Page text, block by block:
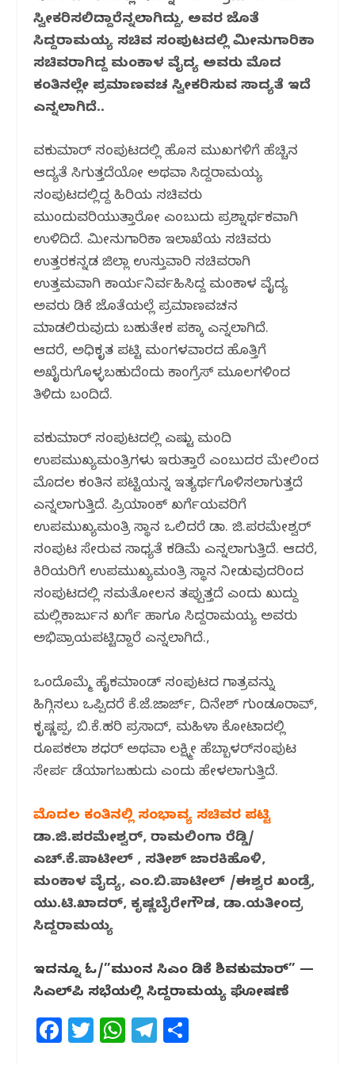
o
o
k
p
p
m
ಸ್ವೀಕರಿಸಲಿದ್ದಾರೆನ್ನಲಾಗಿದ್ದು, ಅವರ ಜೊತೆ
ಸಿದ್ದರಾಮಯ್ಯ ಸಚಿವ ಸಂಪುಟದಲ್ಲಿ ಮೀನುಗಾರಿಕಾ
ಸಚಿವರಾಗಿದ್ದ ಮಂಕಾಳ‌ ವೈದ್ಯ ಅವರು ಮೊದ
ಕಂತಿನಲ್ಲೇ ಪ್ರಮಾಣವಚ ಸ್ವೀಕರಿಸುವ ಸಾದ್ಯತೆ ಇದೆ
ಎನ್ನಲಾಗಿದೆ..
ಶಿವಕುಮಾರ್ ಸಂಪುಟದಲ್ಲಿ ಹೊಸ ಮುಖಗಳಿಗೆ ಹೆಚ್ಚಿನ
ಆದ್ಯತೆ ಸಿಗುತ್ತದೆಯೋ ಅಥವಾ ಸಿದ್ದರಾಮಯ್ಯ
ಸಂಪುಟದಲ್ಲಿದ್ದ ಹಿರಿಯ ಸಚಿವರು
ಮುಂದುವರಿಯುತ್ತಾರೋ ಎಂಬುದು ಪ್ರಶ್ನಾರ್ಥಕವಾಗಿ
ಉಳಿದಿದೆ. ಮೀನುಗಾರಿಕಾ ಇಲಾಖೆಯ ಸಚಿವರು
ಉತ್ತರಕನ್ನಡ ಜಿಲ್ಲಾ ಉಸ್ತುವಾರಿ ಸಚಿವರಾಗಿ
ಉತ್ತಮವಾಗಿ ಕಾರ್ಯನಿರ್ವಹಿಸಿದ್ದ ಮಂಕಾಳ ವೈದ್ಯ
ಅವರು ಡಿಕೆ ಜೊತೆಯಲ್ಲೆ ಪ್ರಮಾಣವಚನ
ಮಾಡಲಿರುವುದು ಬಹುತೇಕ ಪಕ್ಕಾ ಎನ್ನಲಾಗಿದೆ.
ಆದರೆ, ಅಧಿಕೃತ ಪಟ್ಟಿ ಮಂಗಳವಾರದ ಹೊತ್ತಿಗೆ
ಅಖೈರುಗೊಳ್ಳಬಹುದೆಂದು ಕಾಂಗ್ರೆಸ್ ಮೂಲಗಳಿಂದ
ತಿಳಿದು ಬಂದಿದೆ.
ಶಿವಕುಮಾರ್‌ ಸಂಪುಟದಲ್ಲಿ ಎಷ್ಟು ಮಂದಿ
ಉಪಮುಖ್ಯಮಂತ್ರಿಗಳು ಇರುತ್ತಾರೆ ಎಂಬುದರ ಮೇಲಿಂದ
ಮೊದಲ ಕಂತಿನ ಪಟ್ಟಿಯನ್ನ ಇತ್ಯರ್ಥಗೊಳಿಸಲಾಗುತ್ತದೆ
ಎನ್ನಲಾಗುತ್ತಿದೆ. ಪ್ರಿಯಾಂಕ್ ಖರ್ಗೆಯವರಿಗೆ
ಉಪಮುಖ್ಯಮಂತ್ರಿ ಸ್ಥಾನ ಒಲಿದರೆ ಡಾ. ಜಿ.ಪರಮೇಶ್ವರ್
ಸಂಪುಟ ಸೇರುವ ಸಾಧ್ಯತೆ ಕಡಿಮೆ ಎನ್ನಲಾಗುತ್ತಿದೆ. ಆದರೆ,
ಕಿರಿಯರಿಗೆ ಉಪಮುಖ್ಯಮಂತ್ರಿ ಸ್ಥಾನ ನೀಡುವುದರಿಂದ
ಸಂಪುಟದಲ್ಲಿ ಸಮತೋಲನ ತಪ್ಪುತ್ತದೆ ಎಂದು ಖುದ್ದು
ಮಲ್ಲಿಕಾರ್ಜುನ ಖರ್ಗೆ ಹಾಗೂ ಸಿದ್ದರಾಮಯ್ಯ ಅವರು
ಅಭಿಪ್ರಾಯಪಟ್ಟಿದ್ದಾರೆ ಎನ್ನಲಾಗಿದೆ.,
ಒಂದೊಮ್ಮೆ ಹೈಕಮಾಂಡ್ ಸಂಪುಟದ ಗಾತ್ರವನ್ನು
ಹಿಗ್ಗಿಸಲು ಒಪ್ಪಿದರೆ ಕೆ.ಜೆ.ಜಾರ್ಜ್, ದಿನೇಶ್ ಗುಂಡೂರಾವ್,
ಕೃಷ್ಣಪ್ಪ, ಬಿ.ಕೆ.ಹರಿ ಪ್ರಸಾದ್, ಮಹಿಳಾ ಕೋಟಾದಲ್ಲಿ
ರೂಪಕಲಾ ಶಶಿಧರ್ ಅಥವಾ ಲಕ್ಷ್ಮೀ ಹೆಬ್ಬಾಳರ್‌ಸಂಪುಟ
ಸೇರ್ಪ ಡೆಯಾಗಬಹುದು ಎಂದು ಹೇಳಲಾಗುತ್ತಿದೆ.
ಮೊದಲ ಕಂತಿನಲ್ಲಿ ಸಂಭಾವ್ಯ ಸಚಿವರ ಪಟ್ಟಿ
ಡಾ.ಜಿ.ಪರಮೇಶ್ವರ್, ರಾಮಲಿಂಗಾ ರೆಡ್ಡಿ/
ಎಚ್.ಕೆ.ಪಾಟೀಲ್ , ಸತೀಶ್ ಜಾರಕಿಹೊಳಿ,
ಮಂಕಾಳ ವೈದ್ಯ, ಎಂ.ಬಿ.ಪಾಟೀಲ್ /ಈಶ್ವರ ಖಂಡ್ರೆ,
ಯು.ಟಿ.ಖಾದರ್, ಕೃಷ್ಣಬೈರೇಗೌಡ, ಡಾ.ಯತೀಂದ್ರ
ಸಿದ್ದರಾಮಯ್ಯ
ಇದನ್ನೂ ಓದಿ/”ಮುಂದಿನ ಸಿಎಂ ಡಿಕೆ ಶಿವಕುಮಾರ್” —
ಸಿಎಲ್‌ಪಿ ಸಭೆಯಲ್ಲಿ ಸಿದ್ದರಾಮಯ್ಯ ಘೋಷಣೆ
F T W T